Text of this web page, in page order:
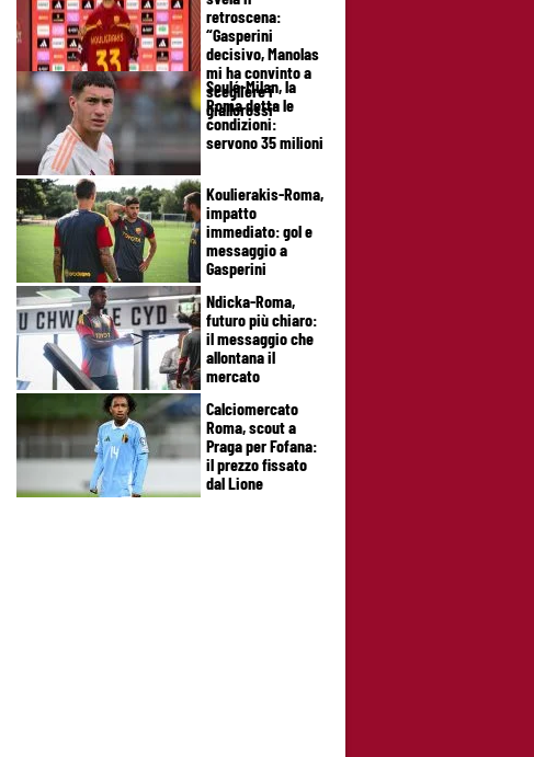
retroscena:
“Gasperini
decisivo, Manolas
mi ha convinto a
scegliere i
giallorossi”
Soulé-Milan, la
Roma detta le
condizioni:
servono 35 milioni
Koulierakis-Roma,
impatto
immediato: gol e
messaggio a
Gasperini
Ndicka-Roma,
futuro più chiaro:
il messaggio che
allontana il
mercato
Calciomercato
Roma, scout a
Praga per Fofana:
il prezzo fissato
dal Lione